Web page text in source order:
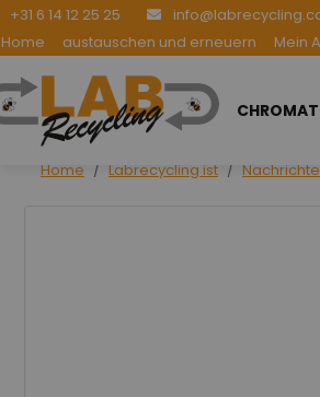
+31 6 14 12 25 25
Home
austauschen und erneuern Mein
Home Labrecycling ist